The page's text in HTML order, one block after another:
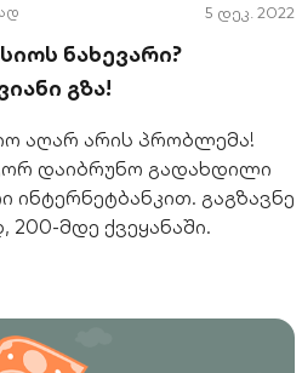
5 დეკ. 2022
ნახევარი?
გზა!
აღარ არის პრობლემა!
დაიბრუნო გადახდილი
ინტერნეტბანკით. გაგზავნე
მდე ქვეყანაში.